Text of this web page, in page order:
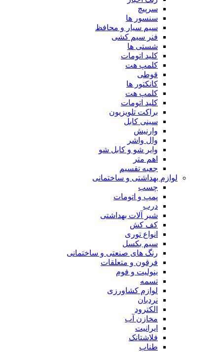
سرپیچ
سنسور ها
سیم سیار و محافظ
فنر سیم کشی
شستی ها
کلید اتومات
کلمپ هت
قوطی
کانکتور ها
کلمپ هت
کلید اتومات
براکت تلویزیون
سینی کابل
وارنیش
وال واشر
وایر شو و کابل شو
اهم متر
جعبه تقسیم
لوازم بهداشتی و ساختمانی
چسب
پمپ و اتومات
درب
شیر آلات بهداشتی
کف کش
انواع توری
سیم بکسل
رنگ های صنعتی و ساختمانی
فرقون و متعلقات
ینولیت و فوم
تسمه
لوازم کشاورزی
نردبان
الکترود
مخازن آب
ایرانیت
فلاشتانک
طناب